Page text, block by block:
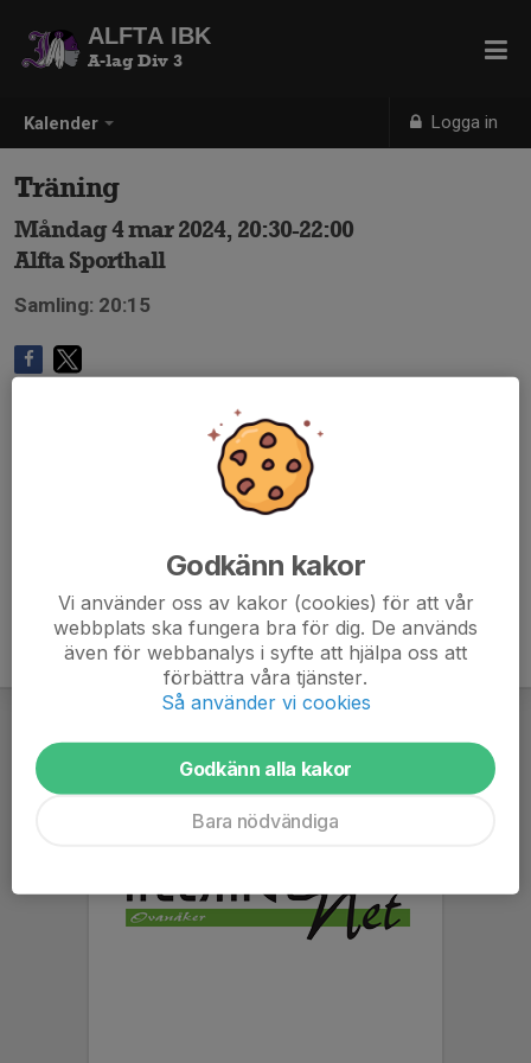
Kalender Logga in
ALFTA IBK
A-lag Div 3
Träning
Måndag 4 mar 2024, 20:30-22:00
Alfta Sporthall
Samling: 20:15
Godkänn kakor
Vi använder oss av kakor (cookies) för att vår
webbplats ska fungera bra för dig. De används
även för webbanalys i syfte att hjälpa oss att
förbättra våra tjänster.
Så använder vi cookies
Godkänn alla kakor
Bara nödvändiga